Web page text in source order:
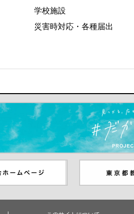
学校施設
災害時対応・各種届出
開きます）
す）
ウが開きます